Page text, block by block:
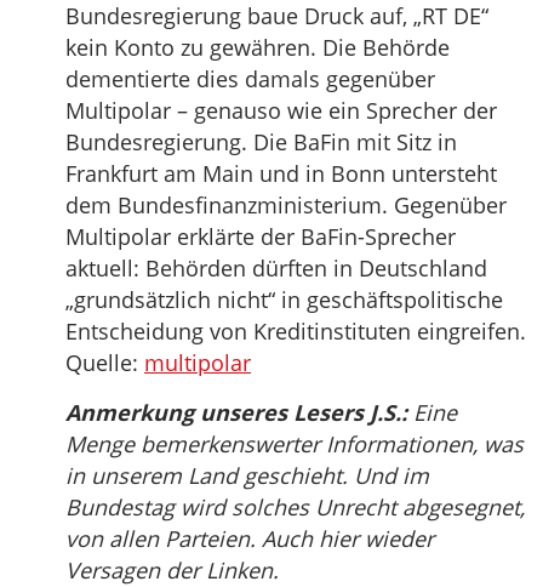
Bundesregierung baue Druck auf, „RT DE“
kein Konto zu gewähren. Die Behörde
dementierte dies damals gegenüber
Multipolar – genauso wie ein Sprecher der
Bundesregierung. Die BaFin mit Sitz in
Frankfurt am Main und in Bonn untersteht
dem Bundesfinanzministerium. Gegenüber
Multipolar erklärte der BaFin-Sprecher
aktuell: Behörden dürften in Deutschland
„grundsätzlich nicht“ in geschäftspolitische
Entscheidung von Kreditinstituten eingreifen.
Quelle: multipolar
Anmerkung unseres Lesers J.S.:Eine
Menge bemerkenswerter Informationen, was
in unserem Land geschieht. Und im
Bundestag wird solches Unrecht abgesegnet,
von allen Parteien. Auch hier wieder
Versagen der Linken.